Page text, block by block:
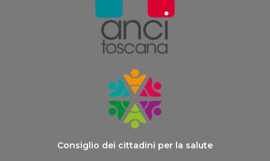
Consiglio dei cittadini per la salute